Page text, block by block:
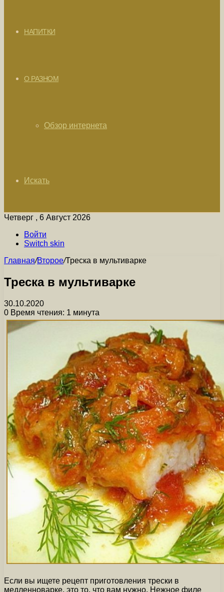
НАПИТКИ
О РАЗНОМ
Обзор интернета
Искать
Четверг , 6 Август 2026
Войти
Switch skin
Главная/Второе/Треска в мультиварке
Треска в мультиварке
30.10.2020
0 Время чтения: 1 минута
Если вы ищете рецепт приготовления трески в
медленноварке, это то, что вам нужно. Нежное филе